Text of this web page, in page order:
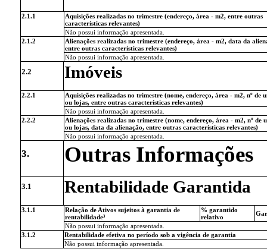
2.1.1
Aquisições realizadas no trimestre (endereço, área - m2, entre outras
características relevantes)
Não possui informação apresentada.
2.1.2
Alienações realizadas no trimestre (endereço, área - m2, data da
entre outras características relevantes)
Não possui informação apresentada.
2.2 Imóveis
2.2.1
Aquisições realizadas no trimestre (nome, endereço, área - m2, nº de
ou lojas, entre outras características relevantes)
Não possui informação apresentada.
2.2.2
Alienações realizadas no trimestre (nome, endereço, área - m2, nº de
ou lojas, data da alienação, entre outras características relevantes)
Não possui informação apresentada.
3. Outras Informações
3.1 Rentabilidade Garantida
3.1.1
Relação de Ativos sujeitos à garantia de
rentabilidade³
% garantido
relativo
Não possui informação apresentada.
3.1.2
Rentabilidade efetiva no período sob a vigência de garantia
Não possui informação apresentada.